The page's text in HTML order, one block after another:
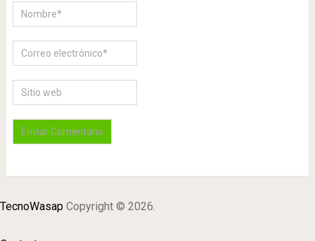
TecnoWasap Copyright © 2026.